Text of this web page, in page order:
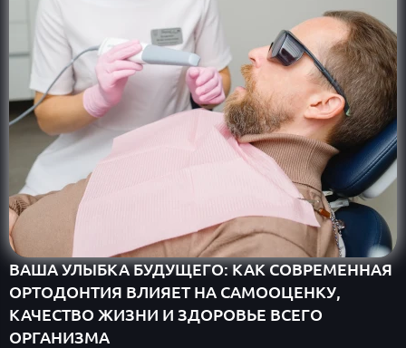
ВАША УЛЫБКА БУДУЩЕГО: КАК СОВРЕМЕННАЯ
ОРТОДОНТИЯ ВЛИЯЕТ НА САМООЦЕНКУ,
КАЧЕСТВО ЖИЗНИ И ЗДОРОВЬЕ ВСЕГО
ОРГАНИЗМА